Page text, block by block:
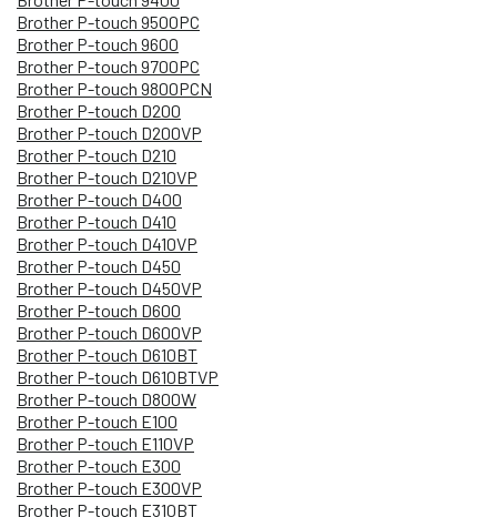
Brother P-touch 9500PC
Brother P-touch 9600
Brother P-touch 9700PC
Brother P-touch 9800PCN
Brother P-touch D200
Brother P-touch D200VP
Brother P-touch D210
Brother P-touch D210VP
Brother P-touch D400
Brother P-touch D410
Brother P-touch D410VP
Brother P-touch D450
Brother P-touch D450VP
Brother P-touch D600
Brother P-touch D600VP
Brother P-touch D610BT
Brother P-touch D610BTVP
Brother P-touch D800W
Brother P-touch E100
Brother P-touch E110VP
Brother P-touch E300
Brother P-touch E300VP
Brother P-touch E310BT